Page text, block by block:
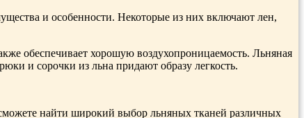
и особенности. Некоторые из них включают лен,
обеспечивает хорошую воздухопроницаемость. Льняная
и сорочки из льна придают образу легкость.
найти широкий выбор льняных тканей различных